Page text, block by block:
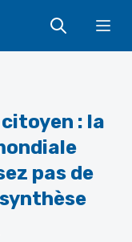
: la
pas de